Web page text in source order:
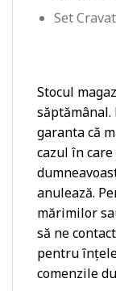
Set
Stocul
săptămânal.
garanta că
cazul în
anulează.
mărimilor
să ne
pentru
comenzile